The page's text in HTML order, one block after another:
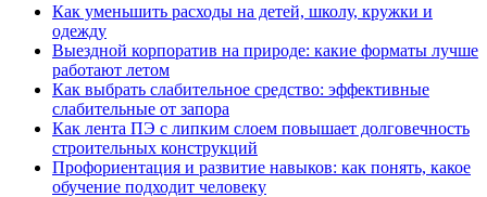
Как уменьшить расходы на детей, школу, кружки и
одежду
Выездной корпоратив на природе: какие форматы лучше
работают летом
Как выбрать слабительное средство: эффективные
слабительные от запора
Как лента ПЭ с липким слоем повышает долговечность
строительных конструкций
Профориентация и развитие навыков: как понять, какое
обучение подходит человеку